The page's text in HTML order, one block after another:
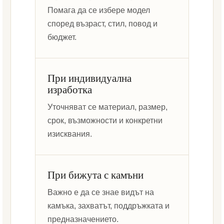
Помага да се избере модел
според възраст, стил, повод и
бюджет.
При индивидуална
изработка
Уточняват се материал, размер,
срок, възможности и конкретни
изисквания.
При бижута с камъни
Важно е да се знае видът на
камъка, захватът, поддръжката и
предназначението.